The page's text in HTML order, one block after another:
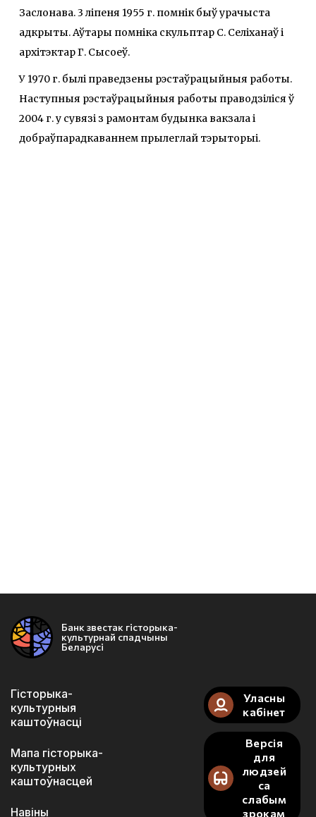
Заслонава. 3 ліпеня 1955 г. помнік быў урачыста
адкрыты. Аўтары помніка скульптар С. Селіханаў і
архітэктар Г. Сысоеў.
У 1970 г. былі праведзены рэстаўрацыйныя работы.
Наступныя рэстаўрацыйныя работы праводзіліся ў
2004 г. у сувязі з рамонтам будынка вакзала і
добраўпарадкаваннем прылеглай тэрыторыі.
Банк звестак гісторыка-
культурнай спадчыны
Беларусі
Гісторыка-
культурныя
каштоўнасці
Мапа гісторыка-
культурных
каштоўнасцей
Навіны
Уласны
кабінет
Версія
для
людзей
са
слабым
зрокам